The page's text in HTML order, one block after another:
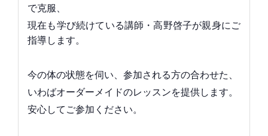
で克服、
現在も学び続けている講師・高野啓子が親身にご
指導します。
今の体の状態を伺い、参加される方の合わせた、
いわばオーダーメイドのレッスンを提供します。
安心してご参加ください。